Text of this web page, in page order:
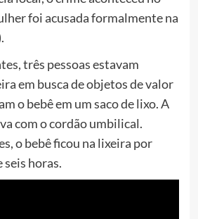
foi acusada formalmente na
três pessoas estavam
em busca de objetos de valor
o bebê em um saco de lixo. A
com o cordão umbilical.
o bebê ficou na lixeira por
horas.